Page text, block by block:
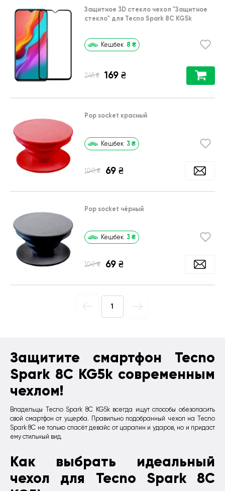
Защитите смартфон Tecno
Spark 8C KG5k современным
чехлом!
Владельцы Tecno Spark 8C KG5k всегда ищут способы обезопасить
свой смартфон от ущерба. Правильно подобранный чехол на Tecno
Spark 8C не только спасёт девайс от царапин и ударов, но и придаст
ему стильный вид.
Как выбрать идеальный
чехол для Tecno Spark 8C
Защитное 3D стекло чехол "Защитное
стекло" для Tecno Spark 8C KG5k
Кешбек 8 ₴
245 ₴ 169 ₴
Pop socket красный
Кешбек 3 ₴
100 ₴ 69 ₴
Pop socket чёрный
Кешбек 3 ₴
100 ₴ 69 ₴
1